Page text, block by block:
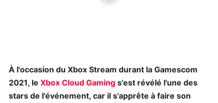
À l'occasion du Xbox Stream durant la Gamescom
2021, le Xbox Cloud Gaming s'est révélé l'une des
stars de l'événement, car il s'apprête à faire son